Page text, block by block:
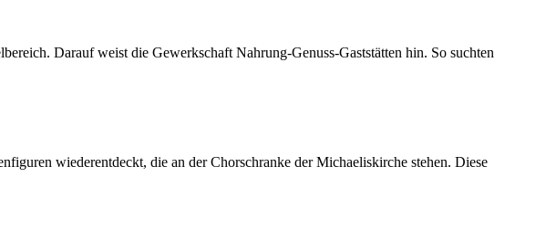
Darauf weist die Gewerkschaft Nahrung-Genuss-Gaststätten hin. So suchten
wiederentdeckt, die an der Chorschranke der Michaeliskirche stehen. Diese